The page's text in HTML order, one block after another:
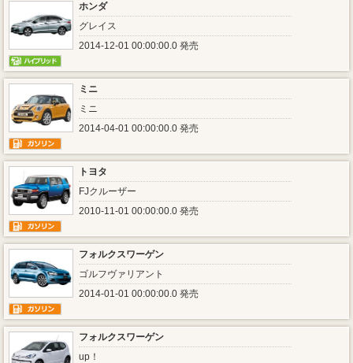
ホンダ
グレイス
2014-12-01 00:00:00.0 発売
ミニ
ミニ
2014-04-01 00:00:00.0 発売
トヨタ
FJクルーザー
2010-11-01 00:00:00.0 発売
フォルクスワーゲン
ゴルフヴァリアント
2014-01-01 00:00:00.0 発売
フォルクスワーゲン
up！